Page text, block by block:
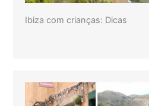
Ibiza com crianças: Dicas